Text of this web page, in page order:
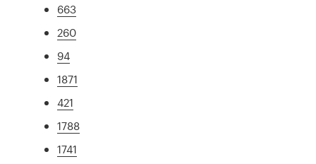
663
260
94
1871
421
1788
1741